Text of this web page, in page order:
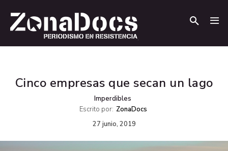
Cinco empresas que secan un lago
Imperdibles
Escrito por: ZonaDocs
27 junio, 2019